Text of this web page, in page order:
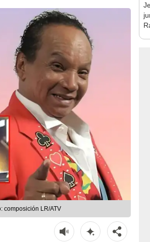
composición LR/ATV